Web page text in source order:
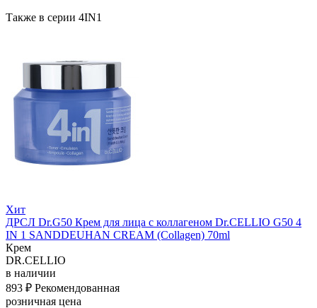
Также в серии 4IN1
Хит
ДРСЛ Dr.G50 Крем для лица с коллагеном Dr.CELLIO G50 4
IN 1 SANDDEUHAN CREAM (Collagen) 70ml
Крем
DR.CELLIO
в наличии
893 ₽ Рекомендованная
розничная цена